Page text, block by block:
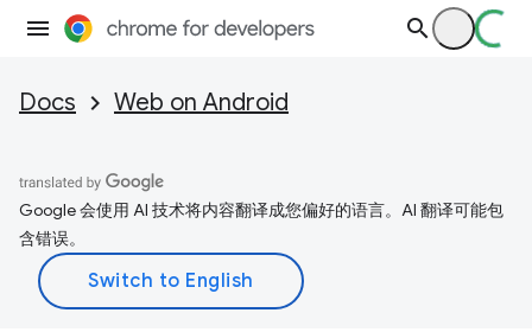
Docs Web on Android
Google 会使用 AI 技术将内容翻译成您偏好的语言。AI 翻译可能包
含错误。